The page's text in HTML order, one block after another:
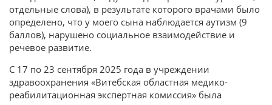
отдельные слова), в результате которого врачами было
определено, что у моего сына наблюдается аутизм (9
баллов), нарушено социальное взаимодействие и
речевое развитие.
С 17 по 23 сентября 2025 года в учреждении
здравоохранения «Витебская областная медико-
реабилитационная экспертная комиссия» была